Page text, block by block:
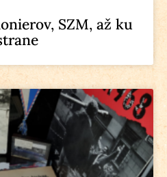
SZM, až ku